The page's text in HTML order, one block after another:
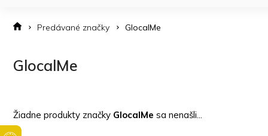
Predávané značky GlocalMe
GlocalMe
Žiadne produkty značky GlocalMe sa nenašli...